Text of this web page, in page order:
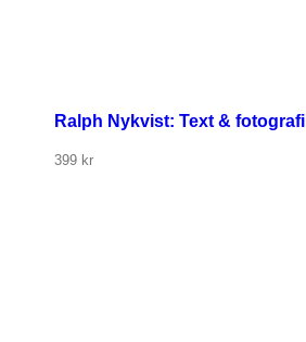
Ralph Nykvist: Text & fotografi
399 kr